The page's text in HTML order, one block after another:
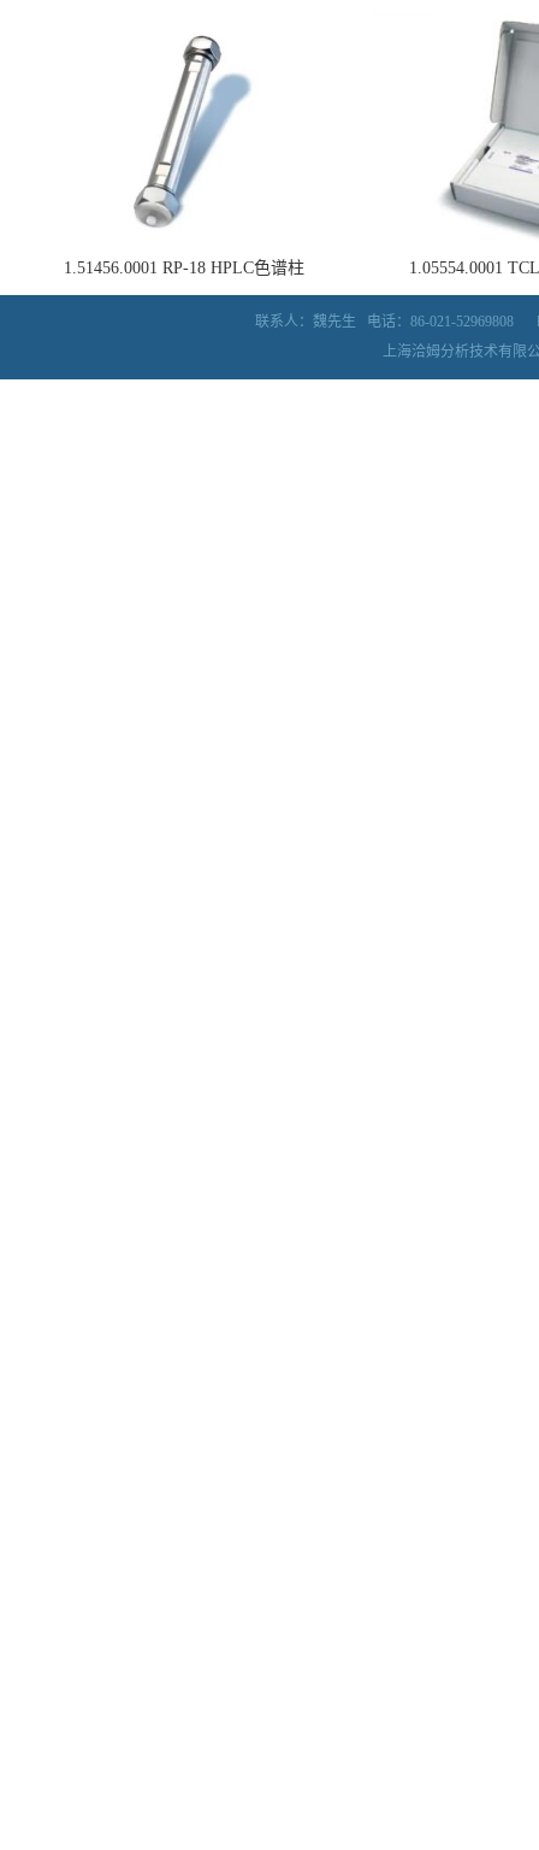
1.51456.0001 RP-18 HPLC色谱柱 1.05554.0001
联系人：魏先生 电话：86-021-52969808
上海洽姆分析技术有限